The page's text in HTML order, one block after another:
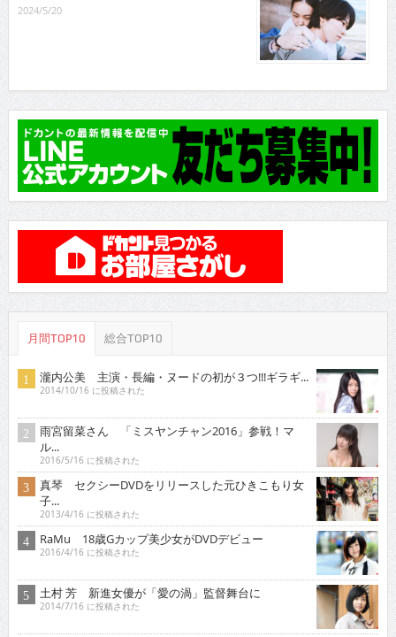
2024/5/20
月間TOP10 総合TOP10
瀧内公美 主演・長編・ヌードの初が３つ!!!ギラギ...
2014/10/16 に投稿された
雨宮留菜さん 「ミスヤンチャン2016」参戦！マ
ル...
2016/5/16 に投稿された
真琴 セクシーDVDをリリースした元ひきこもり女
子...
2013/4/16 に投稿された
RaMu 18歳Gカップ美少女がDVDデビュー
2016/4/16 に投稿された
土村 芳 新進女優が「愛の渦」監督舞台に
2014/7/16 に投稿された